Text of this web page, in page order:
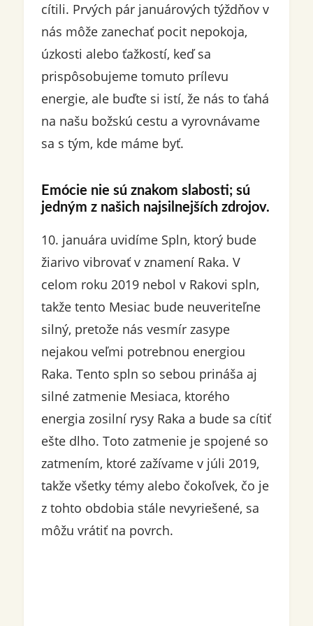
cítili. Prvých pár januárových týždňov v
nás môže zanechať pocit nepokoja,
úzkosti alebo ťažkostí, keď sa
prispôsobujeme tomuto prílevu
energie, ale buďte si istí, že nás to ťahá
na našu božskú cestu a vyrovnávame
sa s tým, kde máme byť.
Emócie nie sú znakom slabosti; sú
jedným z našich najsilnejších zdrojov.
10. januára uvidíme Spln, ktorý bude
žiarivo vibrovať v znamení Raka. V
celom roku 2019 nebol v Rakovi spln,
takže tento Mesiac bude neuveriteľne
silný, pretože nás vesmír zasype
nejakou veľmi potrebnou energiou
Raka. Tento spln so sebou prináša aj
silné zatmenie Mesiaca, ktorého
energia zosilní rysy Raka a bude sa cítiť
ešte dlho. Toto zatmenie je spojené so
zatmením, ktoré zažívame v júli 2019,
takže všetky témy alebo čokoľvek, čo je
z tohto obdobia stále nevyriešené, sa
môžu vrátiť na povrch.